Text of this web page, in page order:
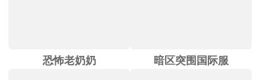
恐怖老奶奶 暗区突围国际服